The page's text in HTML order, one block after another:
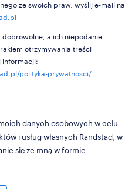
ze swoich praw, wyślij e-mail na
dobrowolne, a ich niepodanie
otrzymywania treści
informacji:
polityka-prywatnosci/
danych osobowych w celu
i usług własnych Randstad, w
się ze mną w formie